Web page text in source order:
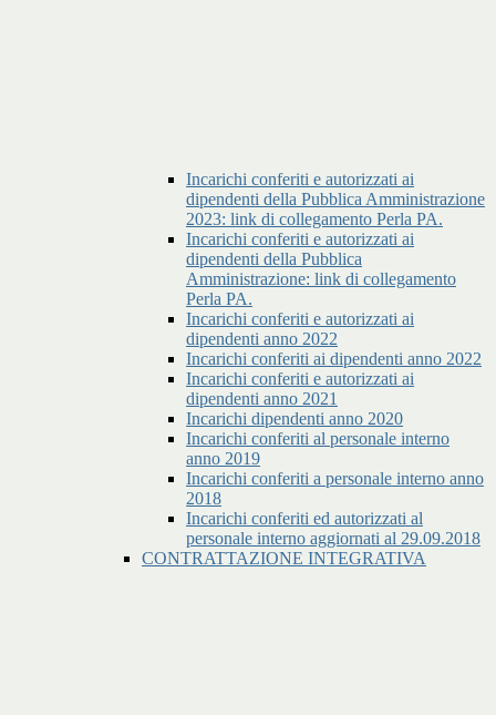
Incarichi conferiti e autorizzati ai
dipendenti della Pubblica Amministrazione
2023: link di collegamento Perla PA.
Incarichi conferiti e autorizzati ai
dipendenti della Pubblica
Amministrazione: link di collegamento
Perla PA.
Incarichi conferiti e autorizzati ai
dipendenti anno 2022
Incarichi conferiti ai dipendenti anno 2022
Incarichi conferiti e autorizzati ai
dipendenti anno 2021
Incarichi dipendenti anno 2020
Incarichi conferiti al personale interno
anno 2019
Incarichi conferiti a personale interno anno
2018
Incarichi conferiti ed autorizzati al
personale interno aggiornati al 29.09.2018
CONTRATTAZIONE INTEGRATIVA